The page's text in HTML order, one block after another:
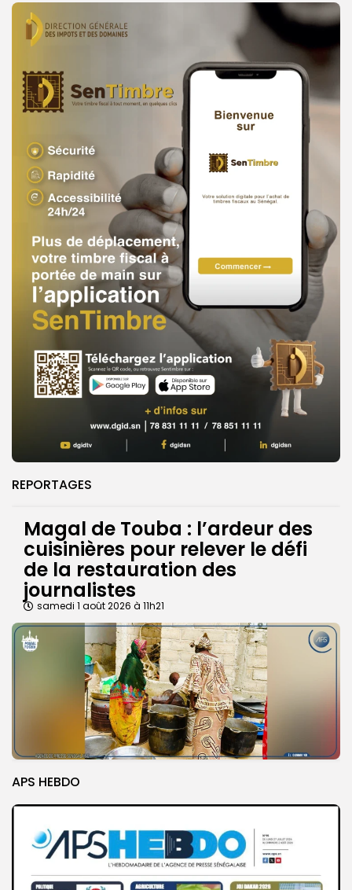
REPORTAGES
Magal de Touba : l’ardeur des
cuisinières pour relever le défi
de la restauration des
journalistes
samedi 1 août 2026 à 11h21
APS HEBDO